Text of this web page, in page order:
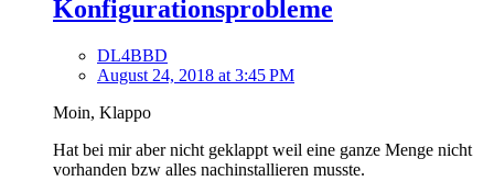
Konfigurationsprobleme
DL4BBD
August 24, 2018 at 3:45 PM
Moin, Klappo
Hat bei mir aber nicht geklappt weil eine ganze Menge nicht
vorhanden bzw alles nachinstallieren musste.